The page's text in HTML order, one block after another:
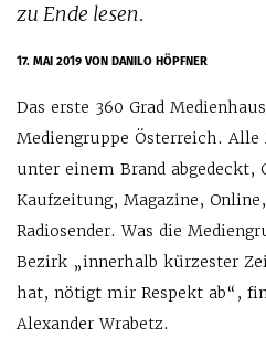
zu Ende lesen.
17. MAI 2019VON DANILO HÖPFNER
Das erste 360 Grad
Mediengruppe Österreich. Alle
unter einem Brand abgedeckt,
Kaufzeitung, Magazine,
Radiosender. Was die
Bezirk „innerhalb kürzester
hat, nötigt mir Respekt ab“,
Alexander Wrabetz.